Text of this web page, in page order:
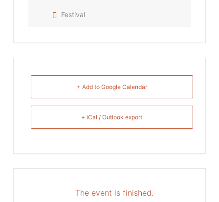
Festival
+ Add to Google Calendar
+ iCal / Outlook export
The event is finished.